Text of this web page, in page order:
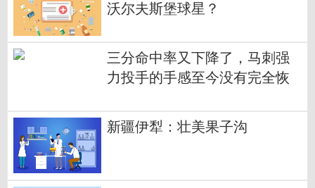
沃尔夫斯堡球星？
三分命中率又下降了，马刺强
力投手的手感至今没有完全恢
新疆伊犁：壮美果子沟